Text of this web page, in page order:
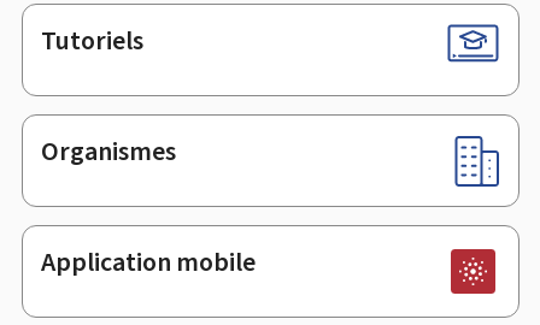
Tutoriels
Organismes
Application mobile